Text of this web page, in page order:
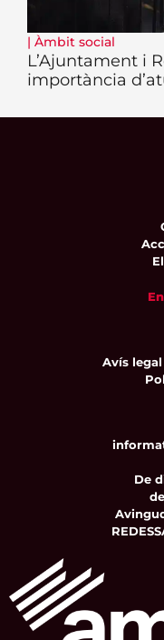
| Àmbit social
L’Ajuntament i
importància
Avís
De